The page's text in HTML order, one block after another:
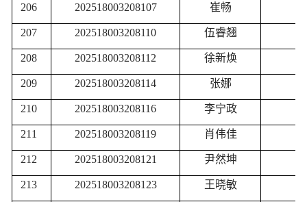
206 202518003208107 崔畅
207 202518003208110 伍睿翘
208 202518003208112 徐新焕
209 202518003208114 张娜
210 202518003208116 李宁政
211 202518003208119 肖伟佳
212 202518003208121 尹然坤
213 202518003208123 王晓敏